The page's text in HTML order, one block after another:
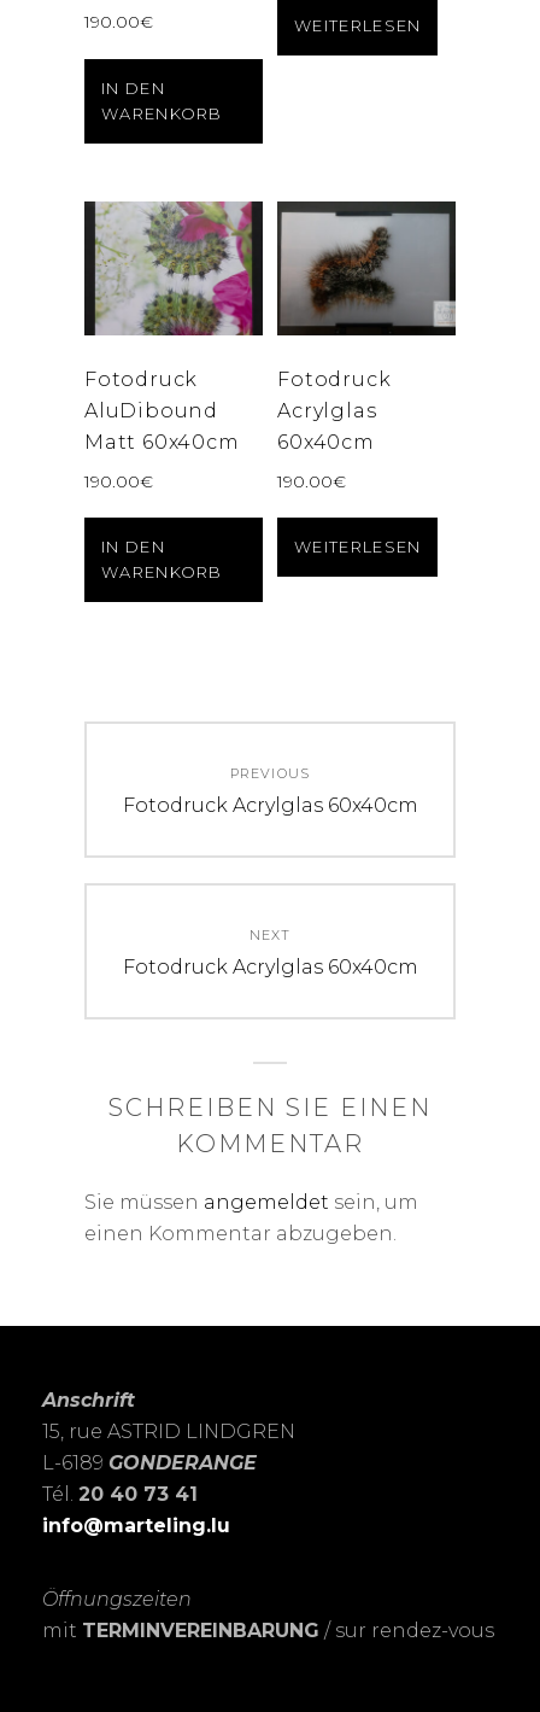
190.00€
IN DEN
WARENKORB
WEITERLESEN
Fotodruck
AluDibound
Matt 60x40cm
190.00€
IN DEN
WARENKORB
Fotodruck
Acrylglas
60x40cm
190.00€
WEITERLESEN
Navigation
PREVIOUS
Previous
Fotodruck Acrylglas 60x40cm
NEXT
Next
Fotodruck Acrylglas 60x40cm
SCHREIBEN SIE EINEN
KOMMENTAR
Sie müssen angemeldet sein, um
einen Kommentar abzugeben.
Anschrift
15, rue ASTRID LINDGREN
L-6189 GONDERANGE
Tél. 20 40 73 41
info@marteling.lu
Öffnungszeiten
mit TERMINVEREINBARUNG / sur rendez-vous